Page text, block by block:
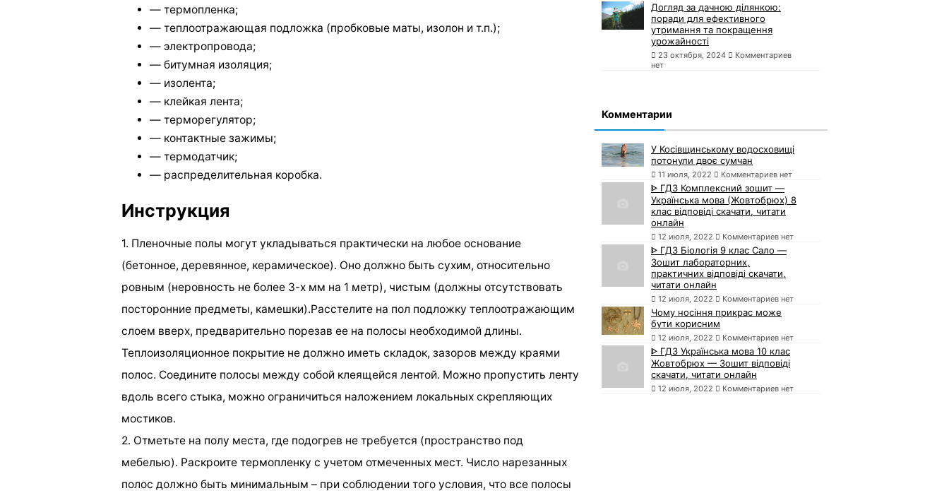
— термопленка;
— теплоотражающая подложка (пробковые маты, изолон и т.п.);
— электропровода;
— битумная изоляция;
— изолента;
— клейкая лента;
— терморегулятор;
— контактные зажимы;
— термодатчик;
— распределительная коробка.
Инструкция
1. Пленочные полы могут укладываться практически на любое основание
(бетонное, деревянное, керамическое). Оно должно быть сухим, относительно
ровным (неровность не более 3-х мм на 1 метр), чистым (должны отсутствовать
посторонние предметы, камешки).Расстелите на пол подложку теплоотражающим
слоем вверх, предварительно порезав ее на полосы необходимой длины.
Теплоизоляционное покрытие не должно иметь складок, зазоров между краями
полос. Соедините полосы между собой клеящейся лентой. Можно пропустить ленту
вдоль всего стыка, можно ограничиться наложением локальных скрепляющих
мостиков.
2. Отметьте на полу места, где подогрев не требуется (пространство под
мебелью). Раскроите термопленку с учетом отмеченных мест. Число нарезанных
полос должно быть минимальным – при соблюдении того условия, что все полосы
Догляд за дачною ділянкою:
поради для ефективного
утримання та покращення
урожайності
23 октября, 2024
Комментариев
нет
Комментарии
У Косівщинському водосховищі
потонули двоє сумчан
11 июля, 2022 Комментариев нет
ᐈ ГДЗ Комплексний зошит —
Українська мова (Жовтобрюх) 8
клас відповіді скачати, читати
онлайн
12 июля, 2022 Комментариев нет
ᐈ ГДЗ Біологія 9 клас Сало —
Зошит лабораторних,
практичних відповіді скачати,
читати онлайн
12 июля, 2022 Комментариев нет
Чому носіння прикрас може
бути корисним
12 июля, 2022 Комментариев нет
ᐈ ГДЗ Українська мова 10 клас
Жовтобрюх — Зошит відповіді
скачати, читати онлайн
12 июля, 2022 Комментариев нет